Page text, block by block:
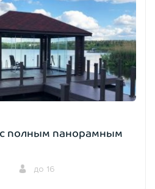
с полным панорамным
до 16